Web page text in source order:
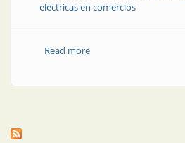
eléctricas en comercios
Read moreabout Noticias del